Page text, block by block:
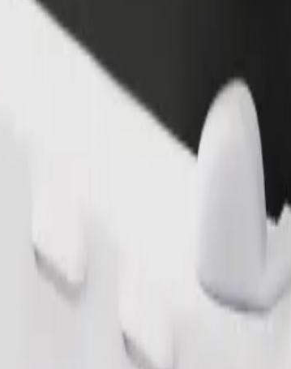
power supply; Εξερεύνησε τις υπηρεσίες μας και